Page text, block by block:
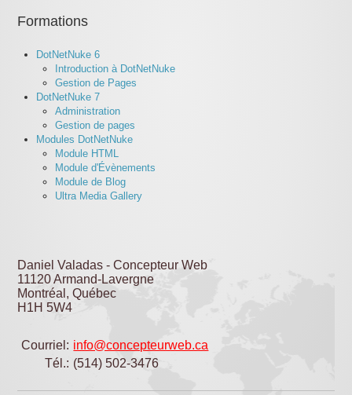
Formations
DotNetNuke 6
Introduction à DotNetNuke
Gestion de Pages
DotNetNuke 7
Administration
Gestion de pages
Modules DotNetNuke
Module HTML
Module d'Évènements
Module de Blog
Ultra Media Gallery
Daniel Valadas - Concepteur Web
11120 Armand-Lavergne
Montréal, Québec
H1H 5W4
Courriel: info@concepteurweb.ca
Tél.: (514) 502-3476